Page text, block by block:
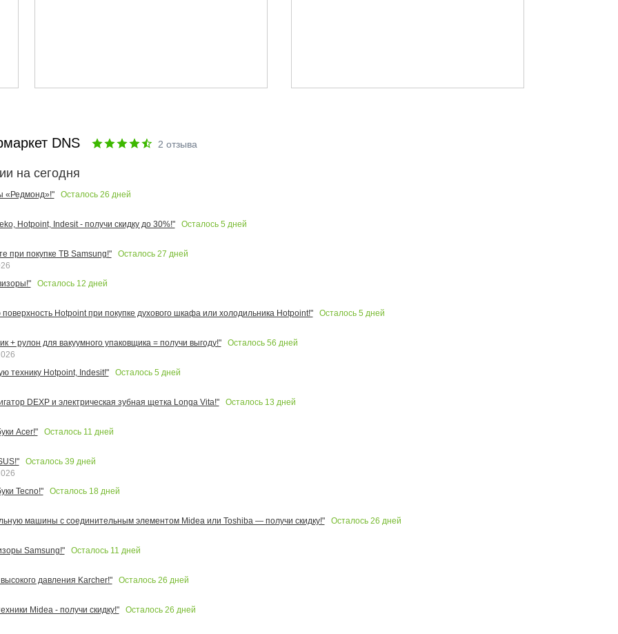
DNS 2 отзыва
на сегодня
«Редмонд»!" Осталось 26 дней
Hotpoint, Indesit - получи скидку до 30%!" Осталось 5 дней
при покупке ТВ Samsung!" Осталось 27 дней
Осталось 12 дней
Hotpoint при покупке духового шкафа или холодильника Hotpoint!" Осталось 5 дней
+ рулон для вакуумного упаковщика = получи выгоду!" Осталось 56 дней
технику Hotpoint, Indesit!"
Осталось 5 дней
DEXP и электрическая зубная щетка Longa Vita!" Осталось 13 дней
Acer!" Осталось 11 дней
Осталось 39 дней
Tecno!"
Осталось 18дней
машины с соединительным элементом Midea или Toshiba — получи скидку!" Осталось 26 дней
Samsung!" Осталось 11 дней
давления Karcher!" Осталось 26 дней
Midea - получи скидку!" Осталось 26 дней